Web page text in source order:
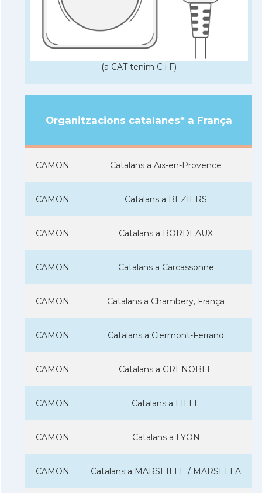
(a CAT tenim C i F)
Organitzacions catalanes* a França
CAMON Catalans a Aix-en-Provence
CAMON Catalans a BEZIERS
CAMON Catalans a BORDEAUX
CAMON Catalans a Carcassonne
CAMON Catalans a Chambery, França
CAMON Catalans a Clermont-Ferrand
CAMON Catalans a GRENOBLE
CAMON Catalans a LILLE
CAMON Catalans a LYON
CAMON Catalans a MARSEILLE / MARSELLA